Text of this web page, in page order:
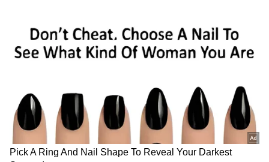
இதையும் படிங்க..இடம் மாற போகும்
கோவிலுக்கு எழுதிக்கொடுத்த
தமிழ்நாட்டு பெண் !!
கல்வித் தகுதி :